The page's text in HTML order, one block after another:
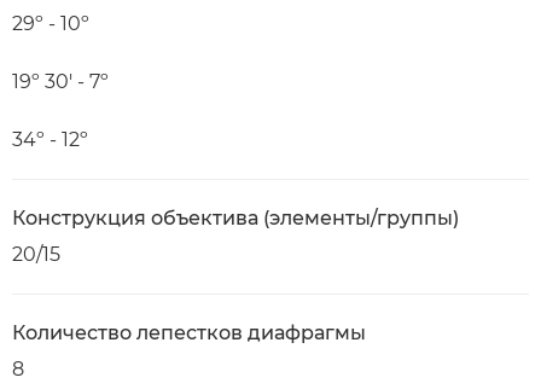
29º - 10º
19º 30' - 7º
34º - 12º
Конструкция объектива (элементы/группы)
20/15
Количество лепестков диафрагмы
8